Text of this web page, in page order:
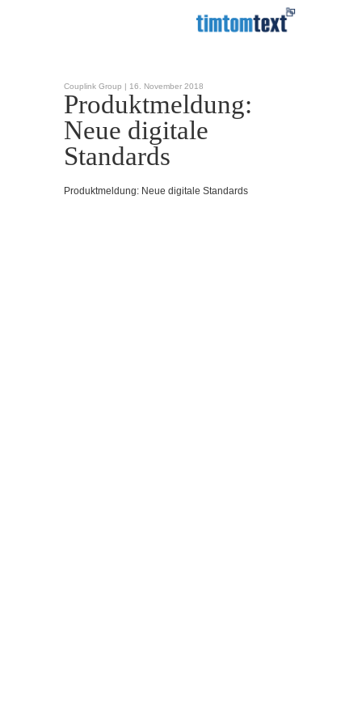
Couplink Group | 16. November 2018
Produktmeldung:
Neue digitale
Standards
Produktmeldung: Neue digitale Standards